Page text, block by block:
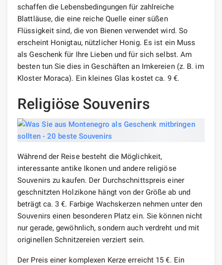
schaffen die Lebensbedingungen für zahlreiche
Blattläuse, die eine reiche Quelle einer süßen
Flüssigkeit sind, die von Bienen verwendet wird. So
erscheint Honigtau, nützlicher Honig. Es ist ein Muss
als Geschenk für Ihre Lieben und für sich selbst. Am
besten tun Sie dies in Geschäften an Imkereien (z. B. im
Kloster Moraca). Ein kleines Glas kostet ca. 9 €.
Religiöse Souvenirs
Während der Reise besteht die Möglichkeit,
interessante antike Ikonen und andere religiöse
Souvenirs zu kaufen. Der Durchschnittspreis einer
geschnitzten Holzikone hängt von der Größe ab und
beträgt ca. 3 €. Farbige Wachskerzen nehmen unter den
Souvenirs einen besonderen Platz ein. Sie können nicht
nur gerade, gewöhnlich, sondern auch verdreht und mit
originellen Schnitzereien verziert sein.
Der Preis einer komplexen Kerze erreicht 15 €. Ein